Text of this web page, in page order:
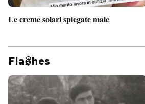
Le creme solari spiegate male
Fla hes